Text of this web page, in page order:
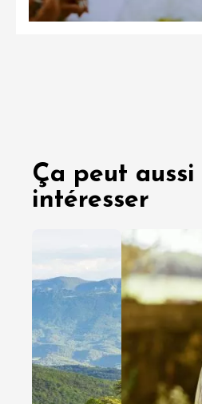
Ça peut aussi
intéresser